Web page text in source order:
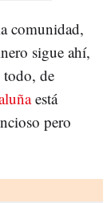
comunidad,
sigue ahí,
todo, de
está
pero